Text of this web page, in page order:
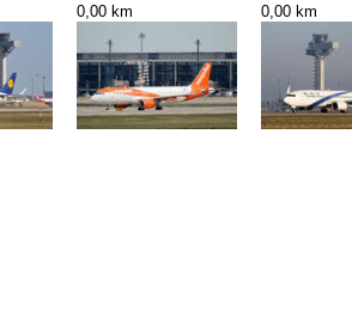
0,00 km 0,00 km